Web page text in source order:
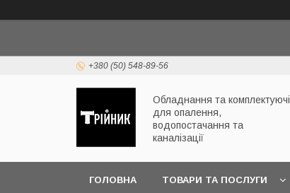
+380 (50) 548-89-56
Обладнання та комплектуючі
для опалення,
водопостачання та
каналізації
ГОЛОВНА ТОВАРИ ТА ПОСЛУГИ